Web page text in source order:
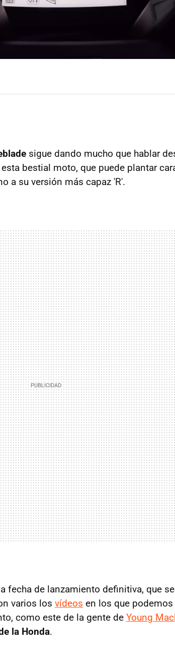
sigue dando mucho que hablar
bestial moto, que puede plantar
a su versión más capaz 'R'.
fecha de lanzamiento definitiva, que
varios los vídeos en los que podemos
como este de la gente de Young
la Honda.